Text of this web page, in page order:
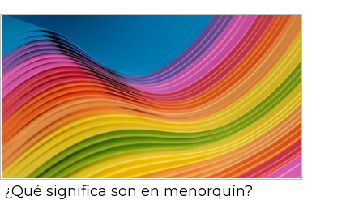
¿Qué significa son en menorquín?